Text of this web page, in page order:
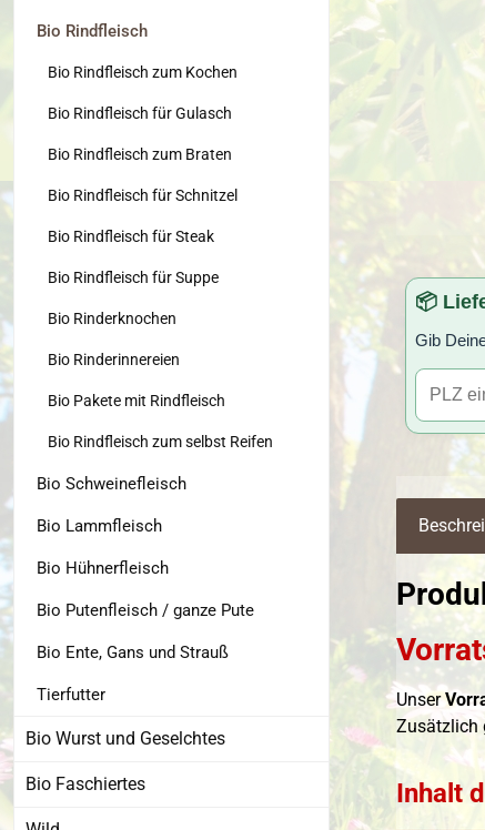
Bio Rindfleisch
Bio Rindfleisch zum Kochen
Bio Rindfleisch für Gulasch
Bio Rindfleisch zum Braten
Bio Rindfleisch für Schnitzel
Bio Rindfleisch für Steak
Bio Rindfleisch für Suppe
Bio Rinderknochen
Bio Rinderinnereien
Bio Pakete mit Rindfleisch
Bio Rindfleisch zum selbst Reifen
Bio Schweinefleisch
Bio Lammfleisch
Bio Hühnerfleisch
Bio Putenfleisch / ganze Pute
Bio Ente, Gans und Strauß
Tierfutter
Bio Wurst und Geselchtes
Bio Faschiertes
📦
Gib
Unser
Zusätzlich
Inhalt